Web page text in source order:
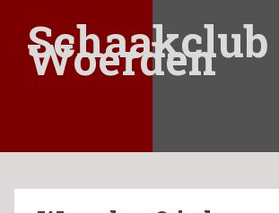
a
Schaakclub
Woerden